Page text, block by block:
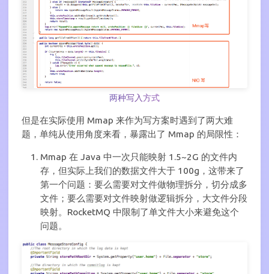
两种写入方式
但是在实际使用 Mmap 来作为写方案时遇到了两大难
题，单纯从使用角度来看，暴露出了 Mmap 的局限性：
Mmap 在 Java 中一次只能映射 1.5~2G 的文件内
存，但实际上我们的数据文件大于 100g，这带来了
第一个问题：要么需要对文件做物理拆分，切分成多
文件；要么需要对文件映射做逻辑拆分，大文件分段
映射。RocketMQ 中限制了单文件大小来避免这个
问题。